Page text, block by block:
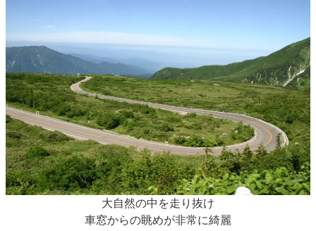
大自然の中を走り抜け
車窓からの眺めが非常に綺麗